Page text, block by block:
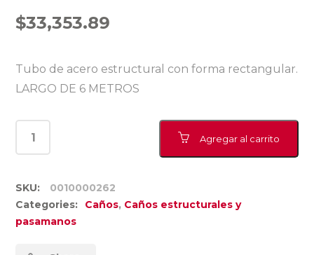
$33,353.89
Tubo de acero estructural con forma rectangular.
LARGO DE 6 METROS
Agregar al carrito
SKU:
0010000262
Categories:
Caños, Caños estructurales y
pasamanos